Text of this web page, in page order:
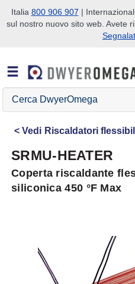
Salta alla ricerca
Salta al contenuto principale
Salta alla navigazione
Italia 800 906 907 |
sul nostro nuovo sito web. Avete
Cerca
DwyerOmega
Vedi Riscaldatori
SRMU-HEATER
Coperta riscaldante
siliconica 450 °F Max